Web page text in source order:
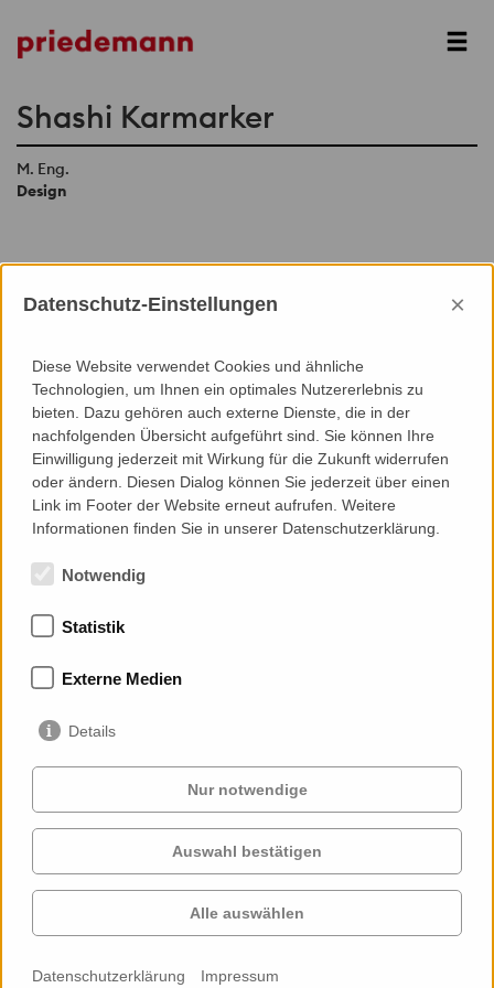
Shashi Karmarker
M. Eng.
Design
Add to Contacts (Download .vcf)
Mitgliedschaften
Services
Cases
Auftraggeber
Projekte
Profil
Kontakt
Datenschutz-Einstellungen ×
Diese Website verwendet Cookies und ähnliche
Technologien, um Ihnen ein optimales Nutzererlebnis zu
bieten. Dazu gehören auch externe Dienste, die in der
nachfolgenden Übersicht aufgeführt sind. Sie können Ihre
Einwilligung jederzeit mit Wirkung für die Zukunft widerrufen
oder ändern. Diesen Dialog können Sie jederzeit über einen
Link im Footer der Website erneut aufrufen. Weitere
Informationen finden Sie in unserer Datenschutzerklärung.
Notwendig
Statistik
Externe Medien
Details
Nur notwendige
Auswahl bestätigen
Alle auswählen
Datenschutzerklärung Impressum